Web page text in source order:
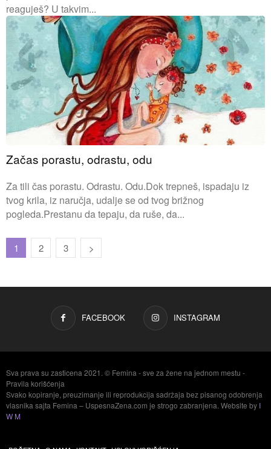
reaguješ? U takvim...
Začas porastu, odrastu, odu
Za tili čas porastu. Odrastu. Odu.Dok trepneš, ispadaju iz
tvog krila, iz naručja, udalje se od tvog brižnog
pogleda.Prestanu da tepaju, da ruše, da...
1 2 3
FACEBOOK INSTAGRAM
Sva prava su zasticena 2021. © Femina - sve za žene na jednom mestu -
Pravila korišćenja
Svako kopiranje, preuzimanje ili reprodukcija sadržaja bez pisanog odobrenja
vlasnika sajta Femina – UspesnaZena.com je strogo zabranjena. Website by I
W M